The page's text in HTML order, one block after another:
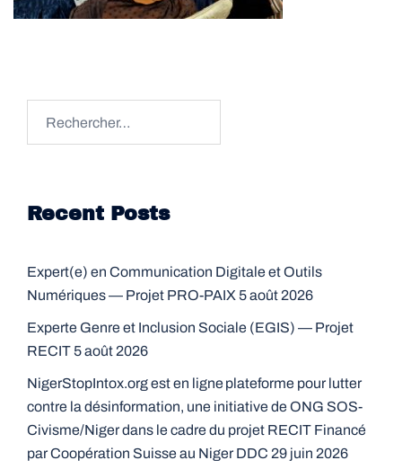
Recent Posts
Expert(e) en Communication Digitale et Outils
Numériques — Projet PRO-PAIX 5 août 2026
Experte Genre et Inclusion Sociale (EGIS) — Projet
RECIT 5 août 2026
NigerStopIntox.org est en ligne plateforme pour lutter
contre la désinformation, une initiative de ONG SOS-
Civisme/Niger dans le cadre du projet RECIT Financé
par Coopération Suisse au Niger DDC 29 juin 2026